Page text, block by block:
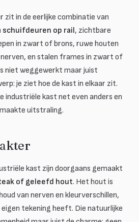
zit in de eerlijke combinatie van
schuifdeuren op rail, zichtbare
in zwart of brons, ruwe houten
en stalen frames in zwart of
niet weggewerkt maar juist
je ziet hoe de kast in elkaar zit.
industriële kast net even anders en
uitstraling.
kast zijn doorgaans gemaakt
of geleefd hout. Het hout is
van nerven en kleurverschillen,
tekening heeft. Die natuurlijke